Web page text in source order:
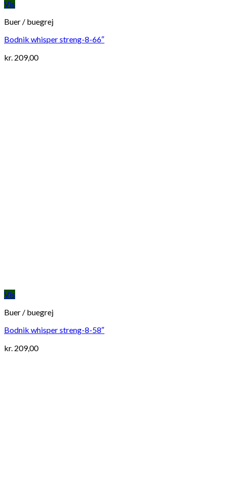
Vis
Buer / buegrej
Bodnik whisper streng-8-66″
kr. 209,00
Vis
Buer / buegrej
Bodnik whisper streng-8-58″
kr. 209,00